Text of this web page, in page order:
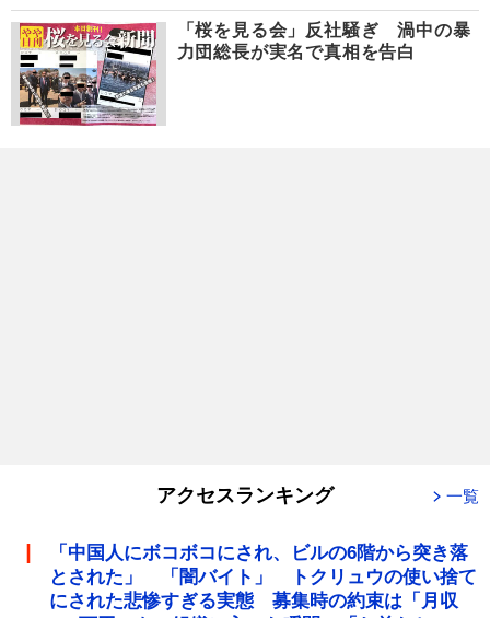
「桜を見る会」反社騒ぎ 渦中の暴
力団総長が実名で真相を告白
アクセスランキング 一覧
「中国人にボコボコにされ、ビルの6階から突き落
とされた」 「闇バイト」 トクリュウの使い捨て
にされた悲惨すぎる実態 募集時の約束は「月収